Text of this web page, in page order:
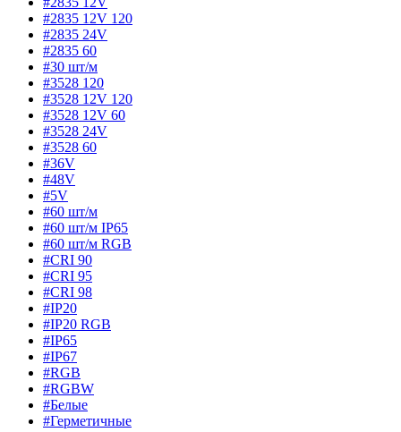
#2835 12V 120
#2835 24V
#2835 60
#30 шт/м
#3528 120
#3528 12V 120
#3528 12V 60
#3528 24V
#3528 60
#36V
#48V
#5V
#60 шт/м
#60 шт/м IP65
#60 шт/м RGB
#CRI 90
#CRI 95
#CRI 98
#IP20
#IP20 RGB
#IP65
#IP67
#RGB
#RGBW
#Белые
#Герметичные